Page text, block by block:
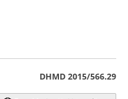
DHMD 2015/566.29